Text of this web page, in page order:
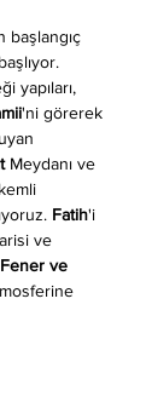
başlangıç
yapıları,
'ni görerek
Meydanı ve
Fatih'i
ve
Fener ve